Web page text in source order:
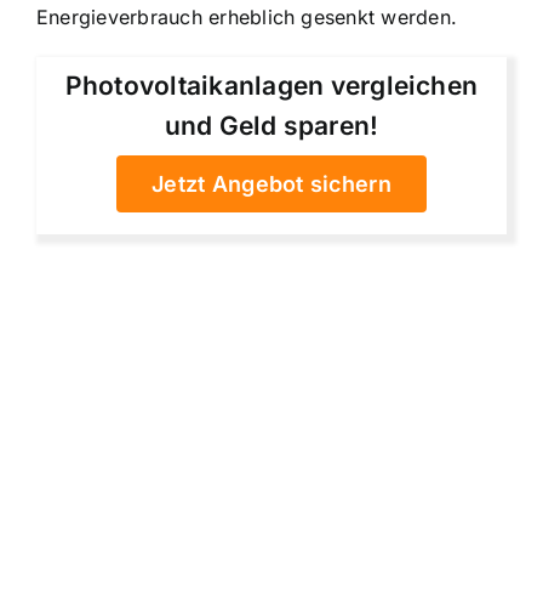
Energieverbrauch erheblich gesenkt werden.
Photovoltaikanlagen vergleichen
und Geld sparen!
Jetzt Angebot sichern